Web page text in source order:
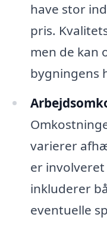
have stor
pris.
men de kan
bygningens
varierer
er
inkluderer
eventuelle